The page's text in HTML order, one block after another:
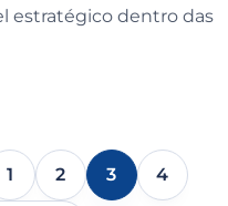
estratégico dentro das
1 2 3 4